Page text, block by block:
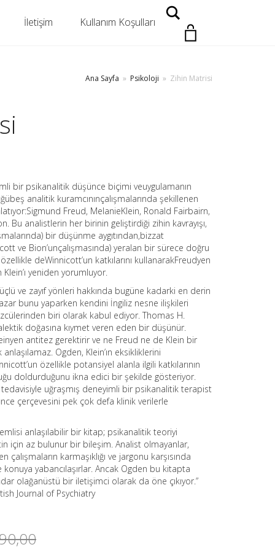
İletişim Kullanım Koşulları
Ana Sayfa » Psikoloji » Zihin Matrisi
bir psikanalitik düşünce biçimi veuygulamanın
analitik kuramcınınçalışmalarında şekillenen
Freud, MelanieKlein, Ronald Fairbairn,
Bu analistlerin her birinin geliştirdiği zihin kavrayışı,
bir düşünme aygıtından,bizzat
ve Bion’unçalışmasında) yeralan bir sürece doğru
deWinnicott’un katkılarını kullanarakFreudyen
yeniden yorumluyor.
ve zayıf yönleri hakkında bugüne kadarki en derin
bunu yaparken kendini İngiliz nesne ilişkileri
biri olarak kabul ediyor. Thomas H.
doğasına kıymet veren eden bir düşünür.
antitez gerektirir ve ne Freud ne de Klein bir
Ogden, Klein’ın eksikliklerini
özellikle potansiyel alanla ilgili katkılarının
doldurduğunu ikna edici bir şekilde gösteriyor.
uğraşmış deneyimli bir psikanalitik terapist
çerçevesini pek çok defa klinik verilerle
anlaşılabilir bir kitap; psikanalitik teoriyi
için az bulunur bir bileşim. Analist olmayanlar,
karmaşıklığı ve jargonu karşısında
yabancılaşırlar. Ancak Ogden bu kitapta
olağanüstü bir iletişimci olarak da öne çıkıyor.”
Journal of Psychiatry
Orijinal
Şu